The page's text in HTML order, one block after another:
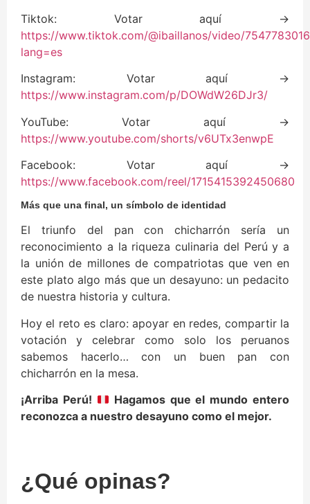
Tiktok: Votar aquí →
https://www.tiktok.com/@ibaillanos/video/
lang=es
Instagram: Votar aquí →
https://www.instagram.com/p/DOWdW26DJr3/
YouTube: Votar aquí →
https://www.youtube.com/shorts/v6UTx3enwpE
Facebook: Votar aquí →
https://www.facebook.com/reel/1715415392450680
Más que una final, un símbolo de identidad
El triunfo del pan con chicharrón sería un
reconocimiento a la riqueza culinaria del Perú y a
la unión de millones de compatriotas que ven en
este plato algo más que un desayuno: un pedacito
de nuestra historia y cultura.
Hoy el reto es claro: apoyar en redes, compartir la
votación y celebrar como solo los peruanos
sabemos hacerlo… con un buen pan con
chicharrón en la mesa.
¡Arriba Perú!
Hagamos que el mundo entero
reconozca a nuestro desayuno como el mejor.
¿Qué opinas?